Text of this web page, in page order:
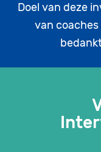
Doel van deze
van